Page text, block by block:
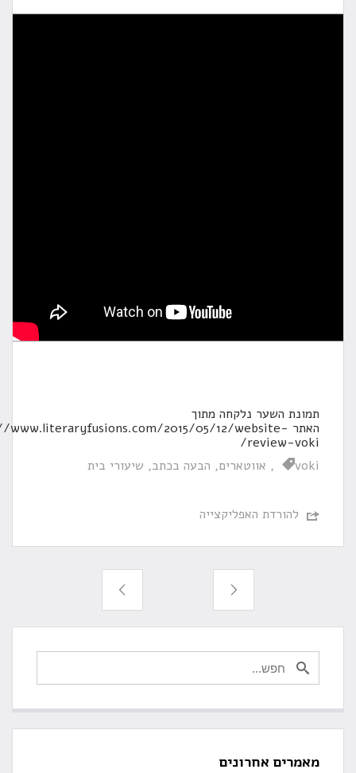
תמונת השער נלקחה מתוך
האתר http://www.literaryfusions.com/2015/05/12/website-
review-voki/
אווטארים הבעה בכתב שיעורי בית
להורדת האפליקצייה
מאמרים אחרונים